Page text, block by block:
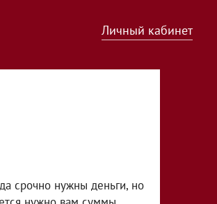
Личный кабинет
срочно нужны деньги, но